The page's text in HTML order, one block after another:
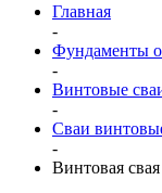
Главная
-
Фундаменты
-
Винтовые
-
Сваи
-
Винтовая